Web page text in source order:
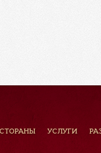
УСЛУГИ